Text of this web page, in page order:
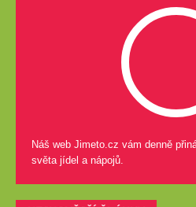
Náš web Jimeto.cz vám denně
světa jídel a nápojů.